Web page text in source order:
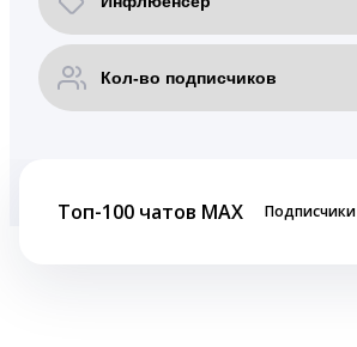
Топ-100 чатов MAX Подписчики